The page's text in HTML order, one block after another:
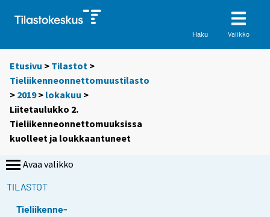
Haku Valikko
Etusivu > Tilastot >
Tieliikenneonnettomuustilasto
> 2019> lokakuu >
Liitetaulukko 2.
Tieliikenneonnettomuuksissa
kuolleet ja loukkaantuneet
Avaa valikko
TILASTOT
Tieliikenne-